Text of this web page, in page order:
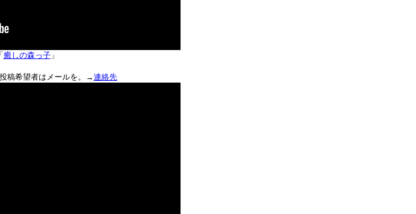
癒しの森っ子」
稿希望者はメールを。→連絡先